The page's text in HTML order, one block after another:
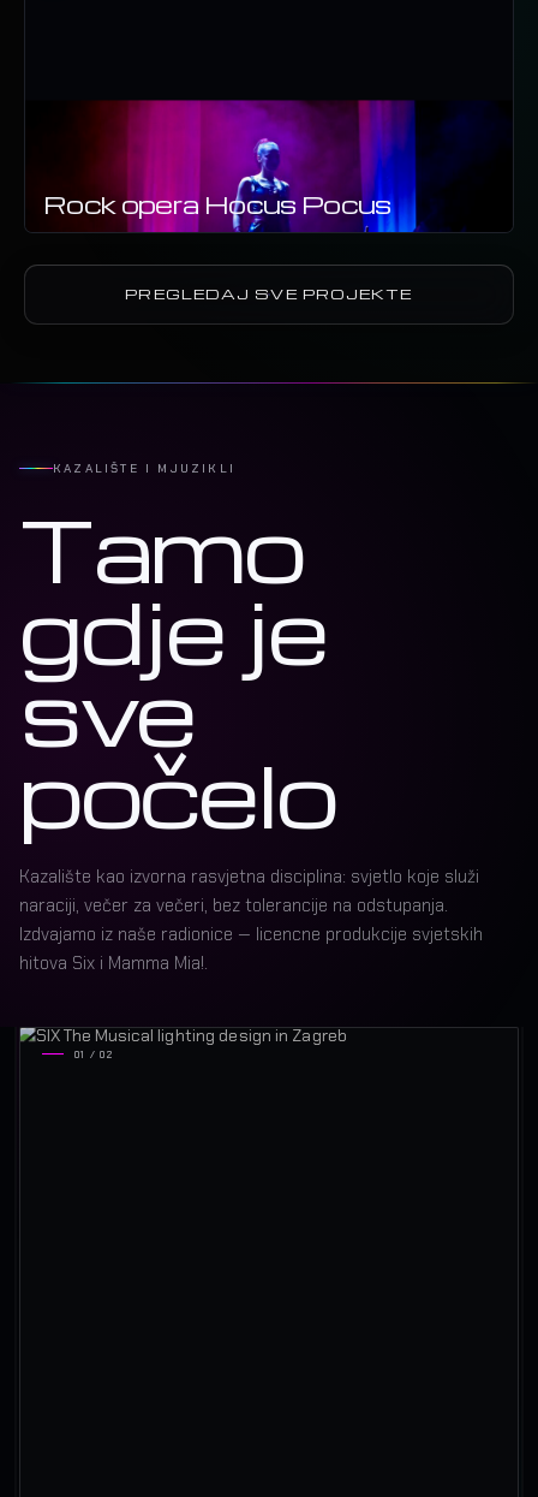
Rock opera Hocus Pocus
PREGLEDAJ SVE PROJEKTE
KAZALIŠTE I MJUZIKLI
Tamo
gdje je
sve
počelo
Kazalište kao izvorna rasvjetna disciplina: svjetlo koje služi
naraciji, večer za večeri, bez tolerancije na odstupanja.
Izdvajamo iz naše radionice — licencne produkcije svjetskih
hitova Six i Mamma Mia!.
01 / 02